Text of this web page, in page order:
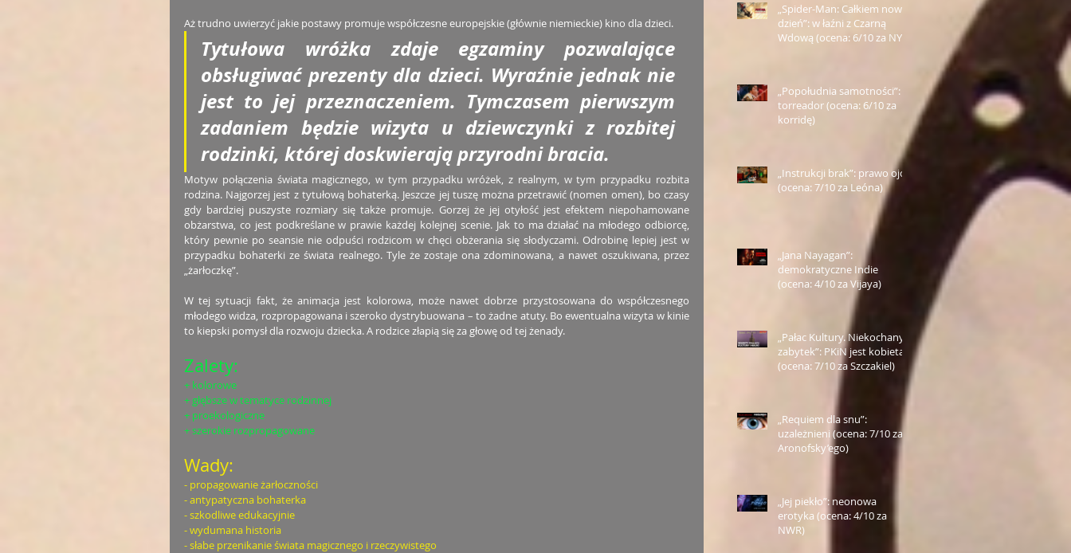
Aż trudno uwierzyć jakie postawy promuje współczesne europejskie (głównie niemieckie) kino dla dzieci.
Tytułowa wróżka zdaje egzaminy pozwalające
obsługiwać prezenty dla dzieci. Wyraźnie jednak nie
jest to jej przeznaczeniem. Tymczasem pierwszym
zadaniem będzie wizyta u dziewczynki z rozbitej
rodzinki, której doskwierają przyrodni bracia.
Motyw połączenia świata magicznego, w tym przypadku wróżek, z realnym, w tym przypadku rozbita
rodzina. Najgorzej jest z tytułową bohaterką. Jeszcze jej tuszę można przetrawić (nomen omen), bo czasy
gdy bardziej puszyste rozmiary się także promuje. Gorzej że jej otyłość jest efektem niepohamowane
obżarstwa, co jest podkreślane w prawie każdej kolejnej scenie. Jak to ma działać na młodego odbiorcę,
który pewnie po seansie nie odpuści rodzicom w chęci obżerania się słodyczami. Odrobinę lepiej jest w
przypadku bohaterki ze świata realnego. Tyle że zostaje ona zdominowana, a nawet oszukiwana, przez
„żarłoczkę”.
W tej sytuacji fakt, że animacja jest kolorowa, może nawet dobrze przystosowana do współczesnego
młodego widza, rozpropagowana i szeroko dystrybuowana – to żadne atuty. Bo ewentualna wizyta w kinie
to kiepski pomysł dla rozwoju dziecka. A rodzice złapią się za głowę od tej żenady.
Zalety:
+ kolorowe
+ głębsze w tematyce rodzinnej
+ proekologiczne
+ szerokie rozpropagowane
Wady:
- propagowanie żarłoczności
- antypatyczna bohaterka
- szkodliwe edukacyjnie
- wydumana historia
- słabe przenikanie świata magicznego i rzeczywistego
„Spider-Man: Całkiem nowy
dzień”: w łaźni z Czarną
Wdową (ocena: 6/10 za NY)
„Popołudnia samotności”:
torreador (ocena: 6/10 za
korridę)
„Instrukcji brak”: prawo ojca
(ocena: 7/10 za Leóna)
„Jana Nayagan”:
demokratyczne Indie
(ocena: 4/10 za Vijaya)
„Pałac Kultury. Niekochany
zabytek”: PKiN jest kobietą
(ocena: 7/10 za Szczakiel)
„Requiem dla snu”:
uzależnieni (ocena: 7/10 za
Aronofsky’ego)
„Jej piekło”: neonowa
erotyka (ocena: 4/10 za
NWR)